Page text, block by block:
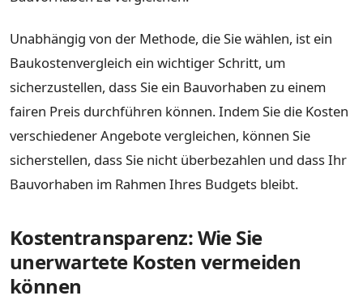
Unabhängig von der Methode, die Sie wählen, ist ein
Baukostenvergleich ein wichtiger Schritt, um
sicherzustellen, dass Sie ein Bauvorhaben zu einem
fairen Preis durchführen können. Indem Sie die Kosten
verschiedener Angebote vergleichen, können Sie
sicherstellen, dass Sie nicht überbezahlen und dass Ihr
Bauvorhaben im Rahmen Ihres Budgets bleibt.
Kostentransparenz: Wie Sie
unerwartete Kosten vermeiden
können